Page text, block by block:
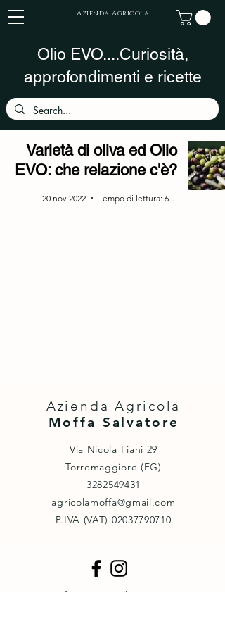
Azienda Agricola
Olio EVO....Curiosità,
approfondimenti e ricette
Varietà di oliva ed Olio
EVO: che relazione c'è?
20 nov 2022
Azienda Agricola
Moffa Salvatore
Via Nicola Fiani 29
Torremaggiore (FG)
3282549431
agricolamoffa@gmail.com
P.IVA (VAT) ‭02037790710‬
Informativa sulla privacy